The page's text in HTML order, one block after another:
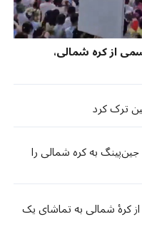
از کره شمالی،
ترک کرد
به کره شمالی را
کرهٔ شمالی به تماشای یک